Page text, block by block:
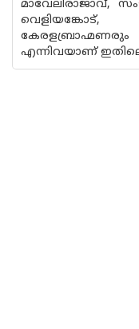
മാവേലിരാജാവ്,
കേരളബ്രാഹ്മണരും
എന്നിവയാണ്